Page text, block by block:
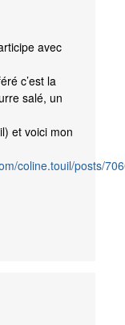
avec
c’est la
salé, un
et voici mon
coline.touil/posts/